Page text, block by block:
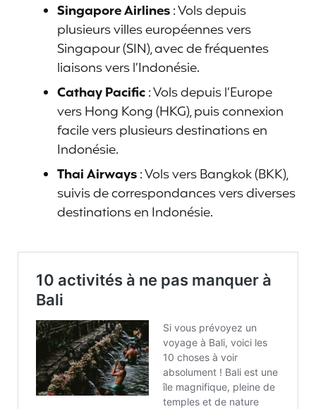
Singapore Airlines: Vols depuis
plusieurs villes européennes vers
Singapour (SIN), avec de fréquentes
liaisons vers l’Indonésie.
Cathay Pacific: Vols depuis l’Europe
vers Hong Kong (HKG), puis connexion
facile vers plusieurs destinations en
Indonésie.
Thai Airways: Vols vers Bangkok (BKK),
suivis de correspondances vers diverses
destinations en Indonésie.